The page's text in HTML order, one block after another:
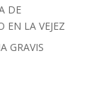
DE
EN LA VEJEZ
GRAVIS